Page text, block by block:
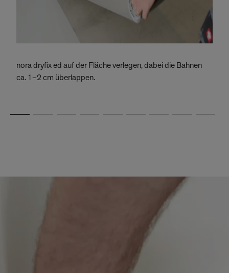
nora dryfix ed auf der Fläche verlegen, dabei die Bahnen
ca. 1–2 cm überlappen.